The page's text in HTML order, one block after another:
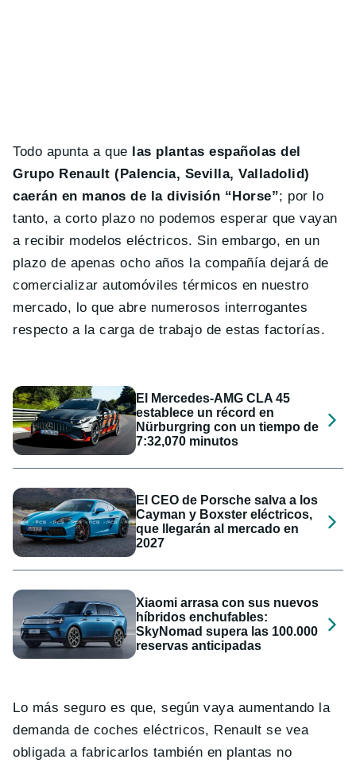
Todo apunta a que las plantas españolas del
Grupo Renault (Palencia, Sevilla, Valladolid)
caerán en manos de la división “Horse”; por lo
tanto, a corto plazo no podemos esperar que vayan
a recibir modelos eléctricos. Sin embargo, en un
plazo de apenas ocho años la compañía dejará de
comercializar automóviles térmicos en nuestro
mercado, lo que abre numerosos interrogantes
respecto a la carga de trabajo de estas factorías.
El Mercedes-AMG CLA 45
establece un récord en
Nürburgring con un tiempo de
7:32,070 minutos
El CEO de Porsche salva a los
Cayman y Boxster eléctricos,
que llegarán al mercado en
2027
Xiaomi arrasa con sus nuevos
híbridos enchufables:
SkyNomad supera las 100.000
reservas anticipadas
Lo más seguro es que, según vaya aumentando la
demanda de coches eléctricos, Renault se vea
obligada a fabricarlos también en plantas no